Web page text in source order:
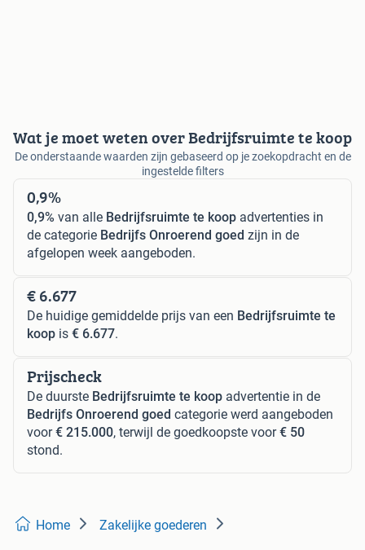
Wat je moet weten over Bedrijfsruimte te koop
De onderstaande waarden zijn gebaseerd op je zoekopdracht en de
ingestelde filters
0,9%
0,9% van alle Bedrijfsruimte te koop advertenties in
de categorie Bedrijfs Onroerend goed zijn in de
afgelopen week aangeboden.
€ 6.677
De huidige gemiddelde prijs van een Bedrijfsruimte te
koop is € 6.677.
Prijscheck
De duurste Bedrijfsruimte te koop advertentie in de
Bedrijfs Onroerend goed categorie werd aangeboden
voor€ 215.000, terwijl de goedkoopste voor€ 50
stond.
Home Zakelijke goederen